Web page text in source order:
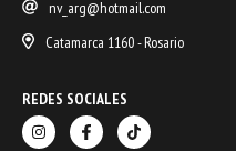
nv_arg@hotmail.com
Catamarca 1160 - Rosario
REDES SOCIALES